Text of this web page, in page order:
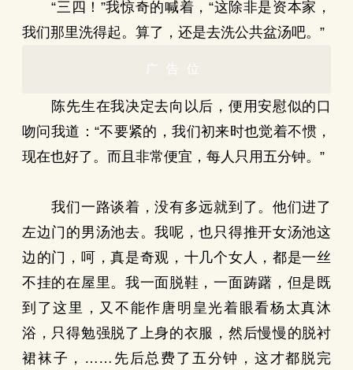
“三四！”我惊奇的喊着，“这除非是资本家，
我们那里洗得起。算了，还是去洗公共盆汤吧。”
广告位
陈先生在我决定去向以后，便用安慰似的口
吻问我道：“不要紧的，我们初来时也觉着不惯，
现在也好了。而且非常便宜，每人只用五分钟。”
我们一路谈着，没有多远就到了。他们进了
左边门的男汤池去。我呢，也只得推开女汤池这
边的门，呵，真是奇观，十几个女人，都是一丝
不挂的在屋里。我一面脱鞋，一面踌躇，但是既
到了这里，又不能作唐明皇光着眼看杨太真沐
浴，只得勉强脱了上身的衣服，然后慢慢的脱衬
裙袜子，……先后总费了五分钟，这才都脱完